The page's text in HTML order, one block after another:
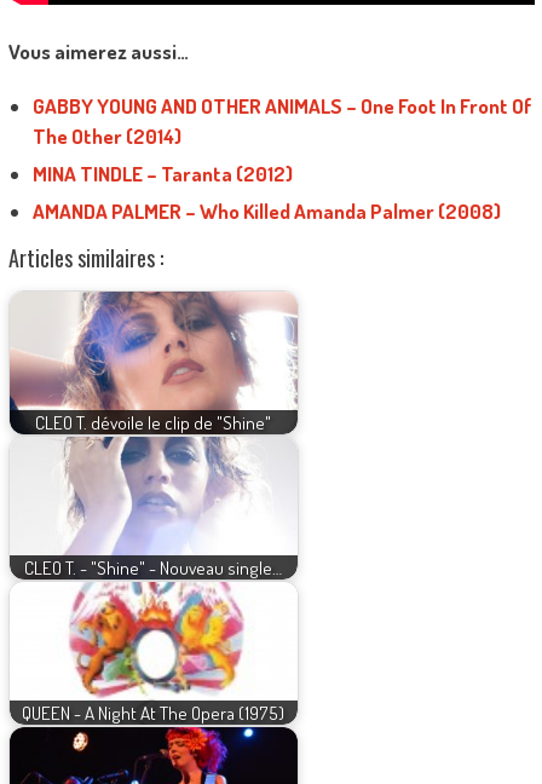
Vous aimerez aussi…
GABBY YOUNG AND OTHER ANIMALS – One Foot In Front Of
The Other (2014)
MINA TINDLE – Taranta (2012)
AMANDA PALMER – Who Killed Amanda Palmer (2008)
Articles similaires :
CLEO T. dévoile le clip de "Shine"
CLEO T. - "Shine" - Nouveau single…
QUEEN - A Night At The Opera (1975)